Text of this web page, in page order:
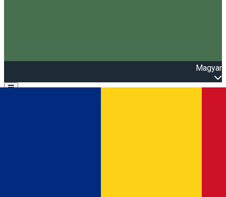
Magyar
Open main menu